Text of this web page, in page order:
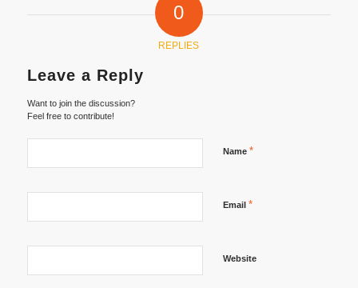
0
REPLIES
Leave a Reply
Want to join the discussion?
Feel free to contribute!
Name *
Email *
Website